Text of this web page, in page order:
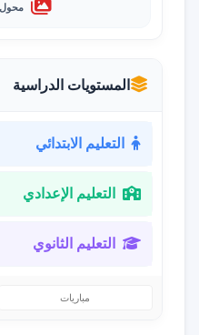
محول PDF إلى صور
المستويات الدراسية
التعليم الابتدائي
التعليم الإعدادي
التعليم الثانوي
مباريات